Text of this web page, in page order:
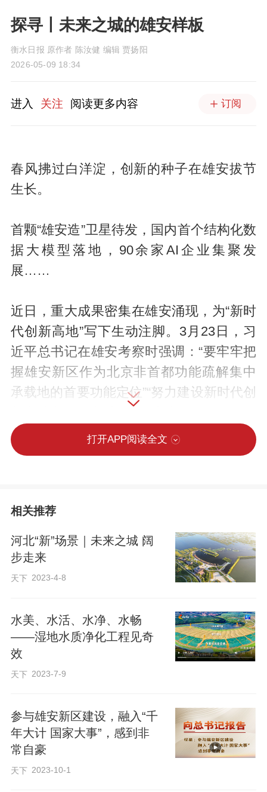
探寻丨未来之城的雄安样板
衡水日报 原作者 陈汝健 编辑 贾扬阳
2026-05-09 18:34
进入 关注 阅读更多内容 订阅
春风拂过白洋淀，创新的种子在雄安拔节
生长。
首颗“雄安造”卫星待发，国内首个结构化数
据大模型落地，90余家AI企业集聚发
展……
近日，重大成果密集在雄安涌现，为“新时
代创新高地”写下生动注脚。3月23日，习
近平总书记在雄安考察时强调：“要牢牢把
握雄安新区作为北京非首都功能疏解集中
承载地的首要功能定位”“努力建设新时代创
这是面向未来的战略远见。2017年2月23
义的战略选择，是疏解北京非首都功能、
推进京津冀协同发展的历史性工程。”
9年来，“千年大计”从蓝图走向现实，关键
央企总部扎根后的产业蝶变，再到中关村
科技园“上下楼就是上下游”的生态链——习
近平总书记的殷殷嘱托，正转化为雄安创
新发展的澎湃动能。
“高铁速度”叠加“创新高度”
距雄安站仅数百米的雄安科创中心中试基
打开APP阅读全文
相关推荐
河北“新”场景｜未来之城 阔
步走来
天下 2023-4-8
水美、水活、水净、水畅
——湿地水质净化工程见奇
效
天下 2023-7-9
参与雄安新区建设，融入“千
年大计 国家大事”，感到非
常自豪
天下 2023-10-1